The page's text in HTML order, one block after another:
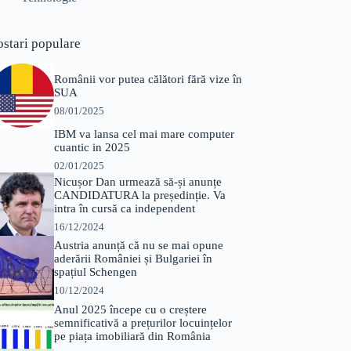
populare
Românii vor putea călători fără vize în
SUA
08/01/2025
IBM va lansa cel mai mare computer
cuantic in 2025
02/01/2025
Nicușor Dan urmează să-și anunțe
CANDIDATURA la președinție. Va
intra în cursă ca independent
16/12/2024
Austria anunță că nu se mai opune
aderării României și Bulgariei în
spațiul Schengen
10/12/2024
Anul 2025 începe cu o creștere
semnificativă a prețurilor locuințelor
pe piața imobiliară din România